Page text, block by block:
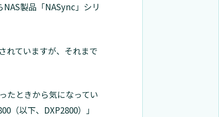
製品「NASync」シリ
れていますが、それまで
たときから気になってい
（以下、DXP2800）」